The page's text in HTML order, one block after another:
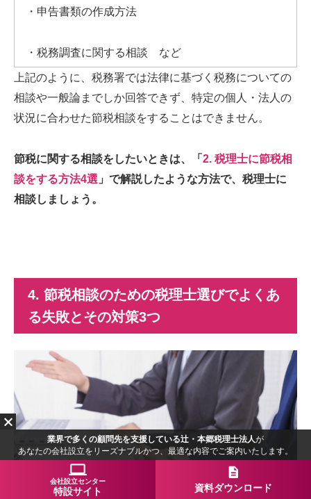
・申告書類の作成方法
・税務調査に関する相談 など
上記のように、税務署では法律に基づく税務についての
相談や一般論までしか回答できず、特定の個人・法人の
状況に合わせた節税相談をすることはできません。
節税に関する相談をしたいときは、「 2. 税理士に節税相
談をする方法4選 」で解説したような方法で、税理士に
相談しましょう。
4. 節税相談のための税理士選びでよくあ
る失敗とその対策3つ
業界で多くの顧問先を支援している辻・本郷税理士法人が
あなたの会社設立をリーズナブルかつ、最適な内容でご案内いたします。
会社設立センター
特設サイト 資料ダウンロード